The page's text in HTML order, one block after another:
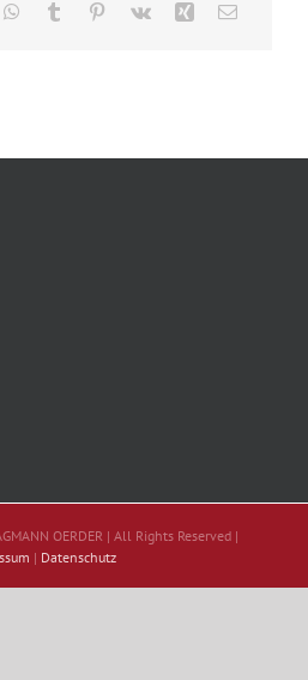
WhatsApp
Tumblr Pinterest
Vk Xing E-
OERDER | All Rights Reserved |
| Datenschutz